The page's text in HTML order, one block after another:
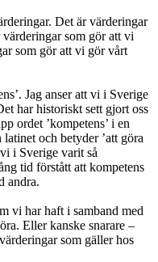
Det är värderingar
värderingar som gör att vi
som gör att vi gör vårt
Jag anser att vi i Sverige
har historiskt sett gjort oss
ordet ’kompetens’ i en
och betyder ’att göra
i Sverige varit så
tid förstått att kompetens
andra.
vi har haft i samband med
Eller kanske snarare –
som gäller hos